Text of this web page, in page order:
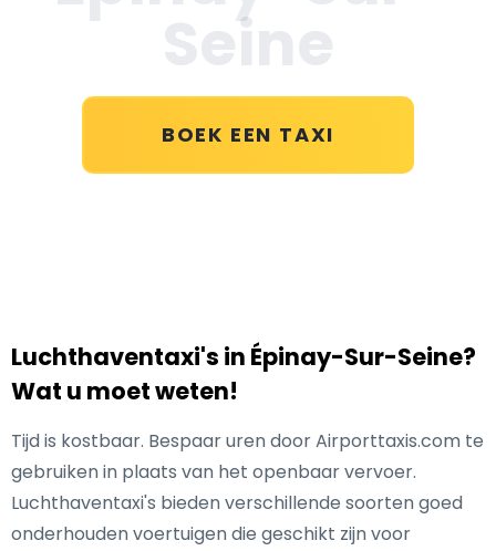
Seine
BOEK EEN TAXI
Luchthaventaxi's in Épinay-Sur-Seine?
Wat u moet weten!
Tijd is kostbaar. Bespaar uren door Airporttaxis.com te
gebruiken in plaats van het openbaar vervoer.
Luchthaventaxi's bieden verschillende soorten goed
onderhouden voertuigen die geschikt zijn voor